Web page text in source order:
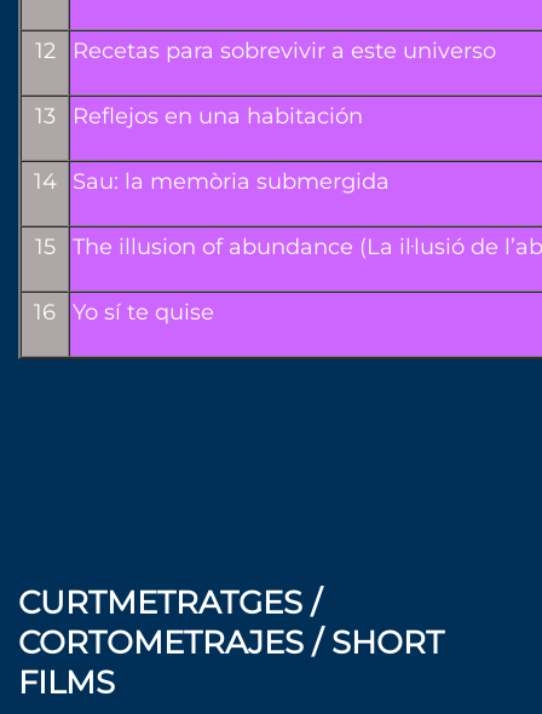
12 Recetas para sobrevivir a este universo
13 Reflejos en una habitación
14 Sau: la memòria submergida
15 The illusion of abundance (La il·lusió de
16 Yo sí te quise
CURTMETRATGES /
CORTOMETRAJES / SHORT
FILMS